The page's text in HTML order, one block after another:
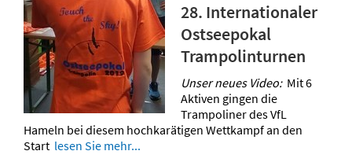
28. Internationaler
Ostseepokal
Trampolinturnen
Unser neues Video:Mit 6
Aktiven gingen die
Trampoliner des VfL
Hameln bei diesem hochkarätigen Wettkampf an den
Start lesen Sie mehr...